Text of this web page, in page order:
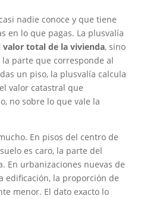
nadie conoce y que tiene
en lo que pagas. La plusvalía
valor total de la vivienda, sino
parte que corresponde al
un piso, la plusvalía calcula
valor catastral que
no sobre lo que vale la
En pisos del centro de
es caro, la parte del
En urbanizaciones nuevas de
edificación, la proporción de
menor. El dato exacto lo